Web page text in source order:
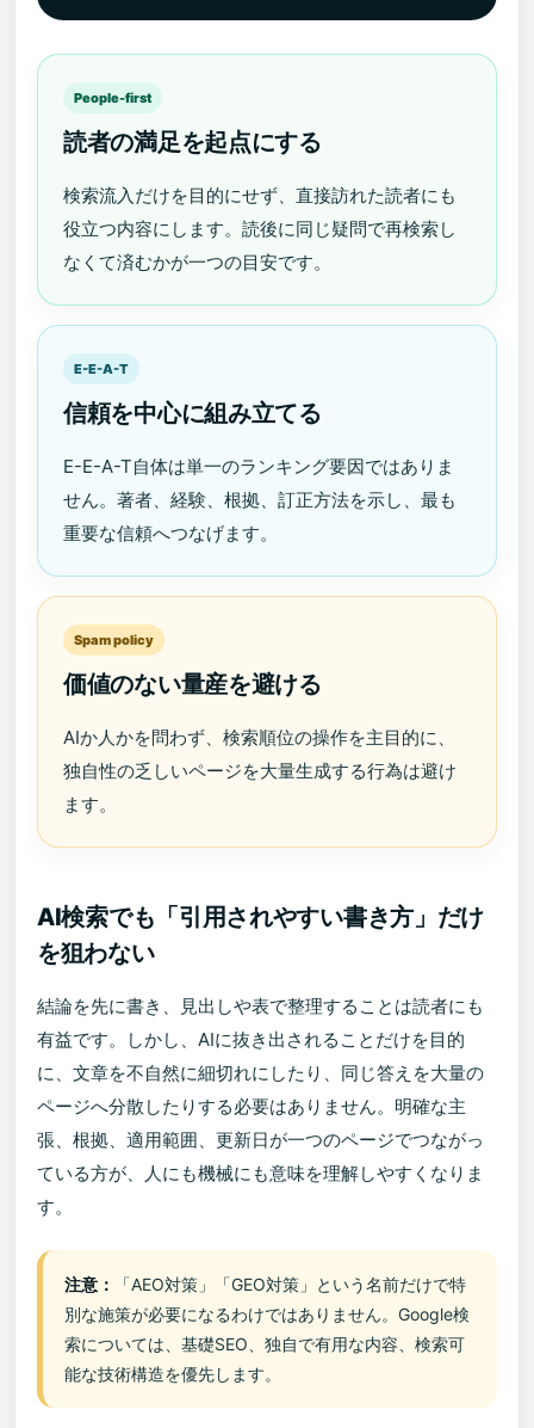
People-first
読者の満足を起点にする
検索流入だけを目的にせず、直接訪れた読者にも
役立つ内容にします。読後に同じ疑問で再検索し
なくて済むかが一つの目安です。
E-E-A-T
信頼を中心に組み立てる
E-E-A-T自体は単一のランキング要因ではありま
せん。著者、経験、根拠、訂正方法を示し、最も
重要な信頼へつなげます。
Spam policy
価値のない量産を避ける
AIか人かを問わず、検索順位の操作を主目的に、
独自性の乏しいページを大量生成する行為は避け
ます。
AI検索でも「引用されやすい書き方」だけ
を狙わない
結論を先に書き、見出しや表で整理することは読者にも
有益です。しかし、AIに抜き出されることだけを目的
に、文章を不自然に細切れにしたり、同じ答えを大量の
ページへ分散したりする必要はありません。明確な主
張、根拠、適用範囲、更新日が一つのページでつながっ
ている方が、人にも機械にも意味を理解しやすくなりま
す。
注意：
「AEO対策」「GEO対策」という名前だけで特
別な施策が必要になるわけではありません。Google検
索については、基礎SEO、独自で有用な内容、検索可
能な技術構造を優先します。